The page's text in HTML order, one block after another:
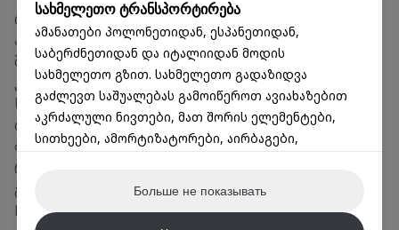
ონლაინ ამანათები
პერსონალური ამანათები
შიდა გადაზიდვები
კომერციული ტვირთები
საკურიერო სერვისი
ბონუსები
ფასები
რეისები
გატანის წერტილები
FAQ
სახმელეთო ტრანსპორტირება
ამანათები პოლონეთიდან, ესპანეთიდან,
საბერძნეთიდან და იტალიიდან მოდის
სახმელეთო გზით. სახმელეთო გადაზიდვა
გაძლევთ საშუალებას გამოიწეროთ ავიახაზებით
აკრძალული ნივთები, მათ შორის ელემენტები,
სითხეები, ამორტიზატორები, აირბაგები,
პოლონეთში შოპინგი გამოირჩევა
Больше не показывать